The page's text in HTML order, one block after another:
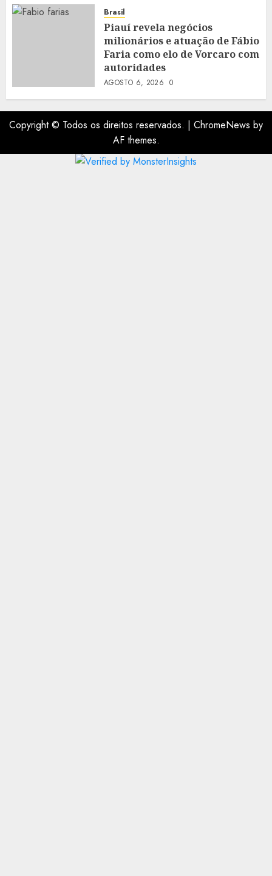
Brasil
Piauí revela negócios
milionários e atuação de Fábio
Faria como elo de Vorcaro com
autoridades
AGOSTO 6, 2026 0
Copyright © Todos os direitos reservados. | ChromeNews by
AF themes.